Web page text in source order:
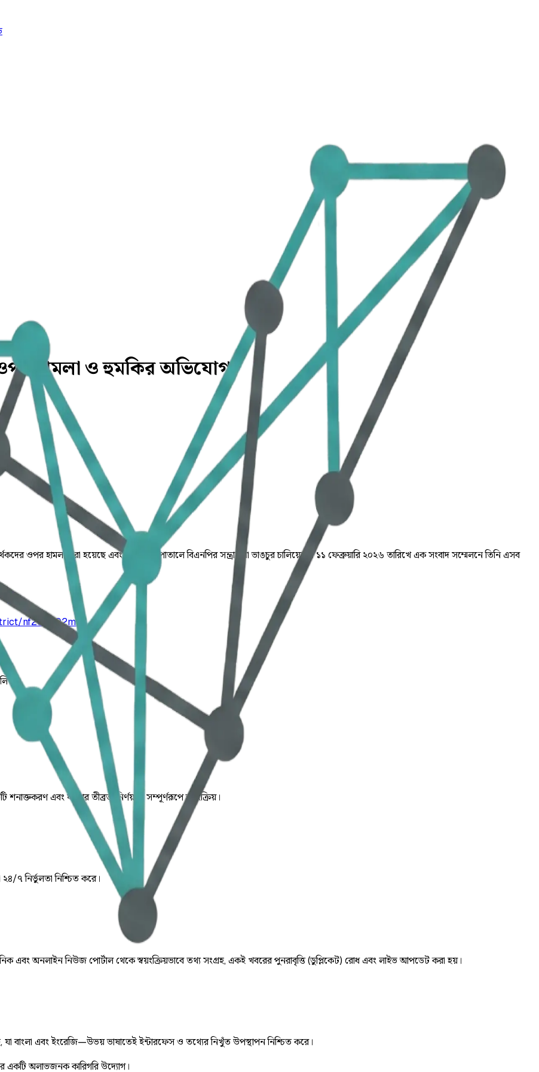
ওপর হামলা ও হুমকির অভিযোগ
ওপর হামলা করা হয়েছে এবং একটি হাসপাতালে বিএনপির সন্ত্রাসীরা ভাঙচুর চালিয়েছে। ১১ ফেব্রুয়ারি ২০২৬ তারিখে এক সংবাদ সম্মেলনে তিনি এসব
nf252b02mf
শনাক্তকরণ এবং ঘটনার তীব্রতা নির্ণয় যা সম্পূর্ণরূপে স্বয়ংক্রিয়।
২৪/৭ নির্ভুলতা নিশ্চিত করে।
এবং অনলাইন নিউজ পোর্টাল থেকে স্বয়ংক্রিয়ভাবে তথ্য সংগ্রহ, একই খবরের পুনরাবৃত্তি (ডুপ্লিকেট) রোধ এবং লাইভ আপডেট করা হয়।
যা বাংলা এবং ইংরেজি—উভয় ভাষাতেই ইন্টারফেস ও তথ্যের নিখুঁত উপস্থাপন নিশ্চিত করে।
একটি অলাভজনক কারিগরি উদ্যোগ।